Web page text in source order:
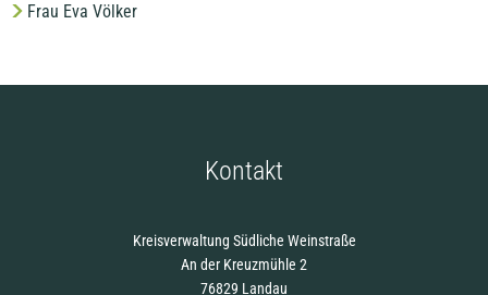
Frau Eva Völker
Kontakt
Kreisverwaltung Südliche Weinstraße
An der Kreuzmühle 2
76829 Landau